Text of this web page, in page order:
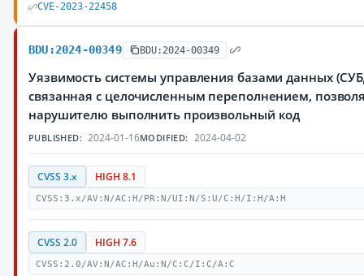
CVE-2023-22458
BDU:2024-00349 BDU:2024-00349
Уязвимость системы управления базами данных
связанная с целочисленным переполнением,
нарушителю выполнить произвольный код
PUBLISHED: 2024-01-16MODIFIED: 2024-04-02
CVSS 3.x HIGH 8.1
CVSS:3.x/AV:N/AC:H/PR:N/UI:N/S:U/C:H/I:H/A:H
CVSS 2.0 HIGH 7.6
CVSS:2.0/AV:N/AC:H/Au:N/C:C/I:C/A:C